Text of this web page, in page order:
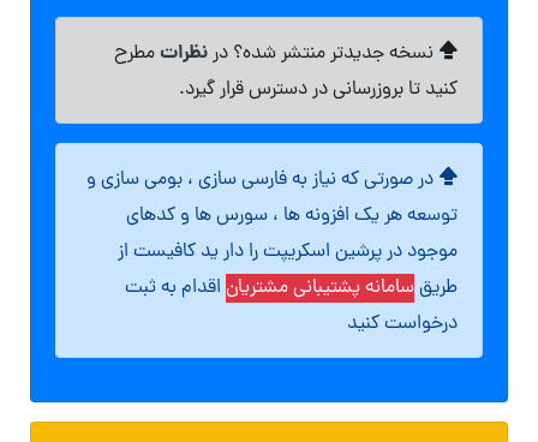
نسخه جدیدتر منتشر شده؟ درنظراتمطرح
کنید تا بروزرسانی در دسترس قرار گیرد.
در صورتی که نیاز به فارسی سازی ، بومی سازی و
توسعه هر یک افزونه ها ، سورس ها و کدهای
موجود در پرشین اسکریپت را دار ید کافیست از
طریقسامانه پشتیبانی مشتریان اقدام به ثبت
درخواست کنید